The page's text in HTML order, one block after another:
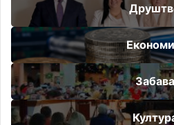
Забава